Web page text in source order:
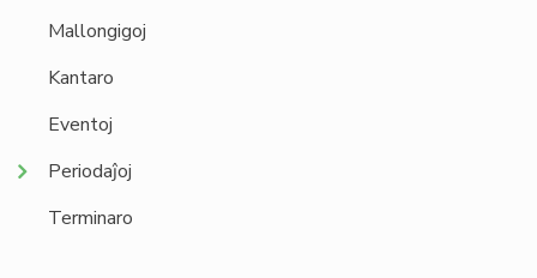
Mallongigoj
Kantaro
Eventoj
Periodaĵoj
Terminaro